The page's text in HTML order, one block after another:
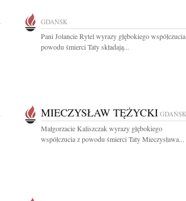
GDAŃSK
Pani Jolancie Rytel wyrazy głębokiego
powodu śmierci Taty składają...
MIECZYSŁAW TĘŻYCKI GDAŃSK
Małgorzacie Kaliszczak wyrazy głębokiego
współczucia z powodu śmierci Taty Mieczysława...